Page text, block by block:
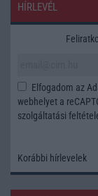
HÍRLEVÉL
Elfogadom az
webhelyet a
szolgáltatási
Korábbi hírlevelek